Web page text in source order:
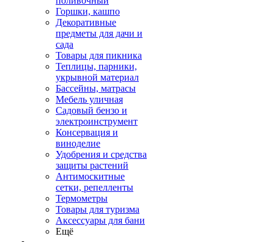
Горшки, кашпо
Декоративные
предметы для дачи и
сада
Товары для пикника
Теплицы, парники,
укрывной материал
Бассейны, матрасы
Мебель уличная
Садовый бензо и
электроинструмент
Консервация и
виноделие
Удобрения и средства
защиты растений
Антимоскитные
сетки, репелленты
Термометры
Товары для туризма
Аксессуары для бани
Ещё